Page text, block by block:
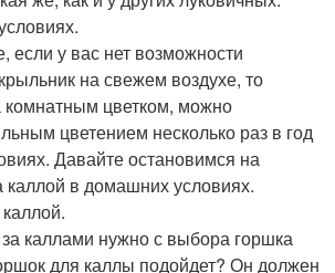
если у вас нет возможности
на свежем воздухе, то
комнатным цветком, можно
цветением несколько раз в год
Давайте остановимся на
каллой в домашних условиях.
каллами нужно с выбора горшка
для каллы подойдет? Он должен